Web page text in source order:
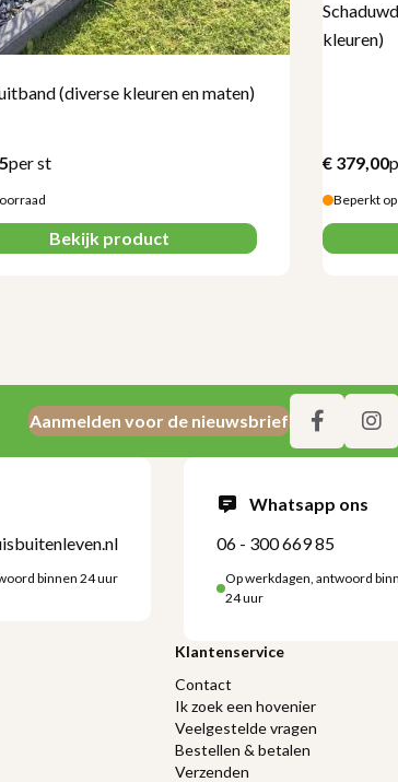
(diverse kleuren en maten)
per st
Bekijk product
kleuren)
€ 379,00
Beperkt
Aanmelden voor de nieuwsbrief
binnen 24 uur
Whatsapp ons
06 - 300 669 85
Op werkdagen, antwoord
24 uur
Klantenservice
Contact
Ik zoek een hovenier
Veelgestelde vragen
Bestellen & betalen
Verzenden